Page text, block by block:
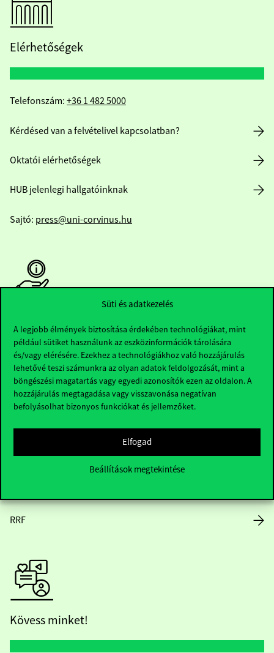
Süti és adatkezelés
A legjobb élmények biztosítása érdekében technológiákat, mint
például sütiket használunk az eszközinformációk tárolására
és/vagy elérésére. Ezekhez a technológiákhoz való hozzájárulás
lehetővé teszi számunkra az olyan adatok feldolgozását, mint a
böngészési magatartás vagy egyedi azonosítók ezen az oldalon. A
hozzájárulás megtagadása vagy visszavonása negatívan
befolyásolhat bizonyos funkciókat és jellemzőket.
Elfogad
Beállítások megtekintése
Elérhetőségek
Telefonszám: +36 1 482 5000
Kérdésed van a felvételivel kapcsolatban?
Oktatói elérhetőségek
HUB jelenlegi hallgatóinknak
Sajtó: press@uni-corvinus.hu
Nyitvatartás
Házirend
Közérdekű adatok
RRF
Kövess minket!